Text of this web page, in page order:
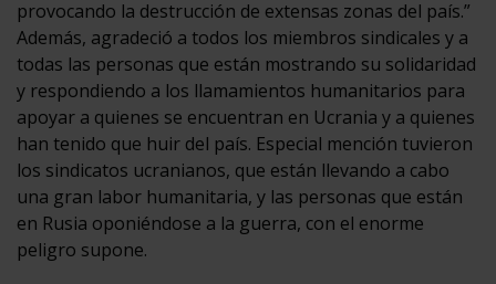
provocando la destrucción de extensas zonas del país.”
Además, agradeció a todos los miembros sindicales y a
todas las personas que están mostrando su solidaridad
y respondiendo a los llamamientos humanitarios para
apoyar a quienes se encuentran en Ucrania y a quienes
han tenido que huir del país. Especial mención tuvieron
los sindicatos ucranianos, que están llevando a cabo
una gran labor humanitaria, y las personas que están
en Rusia oponiéndose a la guerra, con el enorme
peligro supone.